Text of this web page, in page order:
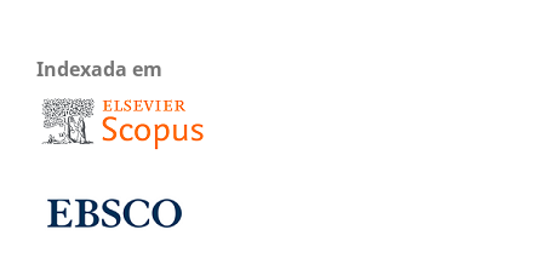
Indexada em